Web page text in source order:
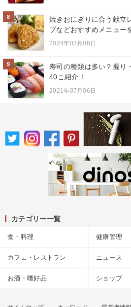
8
焼きおにぎりに合う献立
プなどおすすめメニュー
2024年03月08日
9
寿司の種類は多い？握り
40こ紹介！
2021年07月06日
カテゴリー一覧
食・料理 健康管理
カフェ・レストラン ニュース
お酒・嗜好品 ショップ